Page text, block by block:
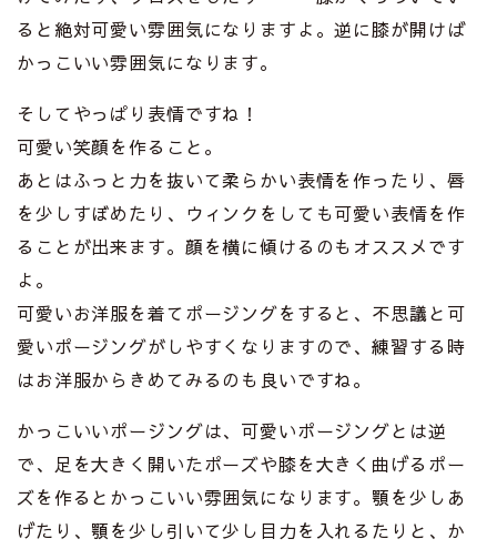
ると絶対可愛い雰囲気になりますよ。逆に膝が開けば
かっこいい雰囲気になります。
そしてやっぱり表情ですね！
可愛い笑顔を作ること。
あとはふっと力を抜いて柔らかい表情を作ったり、唇
を少しすぼめたり、ウィンクをしても可愛い表情を作
ることが出来ます。顔を横に傾けるのもオススメです
よ。
可愛いお洋服を着てポージングをすると、不思議と可
愛いポージングがしやすくなりますので、練習する時
はお洋服からきめてみるのも良いですね。
かっこいいポージングは、可愛いポージングとは逆
で、足を大きく開いたポーズや膝を大きく曲げるポー
ズを作るとかっこいい雰囲気になります。顎を少しあ
げたり、顎を少し引いて少し目力を入れるたりと、か